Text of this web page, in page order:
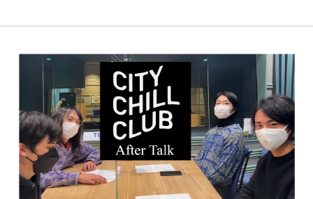
イベント・グッズ
YouTube
会社情報